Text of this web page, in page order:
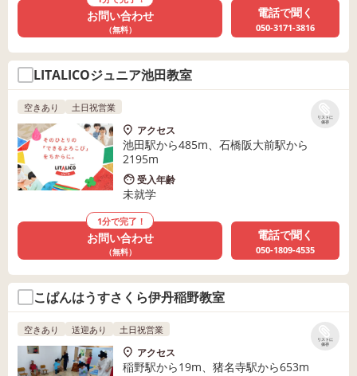
お問い合わせ
（無料）
電話で聞く
050-3171-3816
LITALICOジュニア池田教室
リストに
保存
空きあり 土日祝営業
アクセス
池田駅から485m、石橋阪大前駅から
2195m
受入年齢
未就学
1分で完了！
お問い合わせ
（無料）
電話で聞く
050-1809-4535
こぱんはうすさくら伊丹稲野教室
リストに
保存
空きあり 送迎あり 土日祝営業
アクセス
稲野駅から19m、猪名寺駅から653m